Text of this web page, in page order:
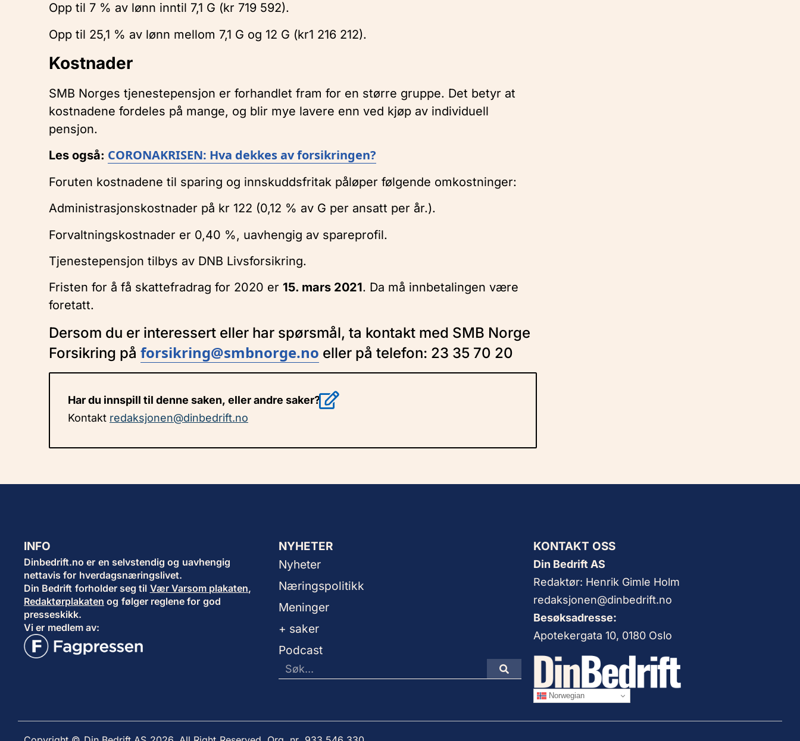
Opp til 7 % av lønn inntil 7,1 G (kr 719 592).
Opp til 25,1 % av lønn mellom 7,1 G og 12 G (kr1 216 212).
Kostnader
SMB Norges tjenestepensjon er forhandlet fram for en større gruppe. Det betyr at
kostnadene fordeles på mange, og blir mye lavere enn ved kjøp av individuell
pensjon.
Les også: CORONAKRISEN: Hva dekkes av forsikringen?
Foruten kostnadene til sparing og innskuddsfritak påløper følgende omkostninger:
Administrasjonskostnader på kr 122 (0,12 % av G per ansatt per år.).
Forvaltningskostnader er 0,40 %, uavhengig av spareprofil.
Tjenestepensjon tilbys av DNB Livsforsikring.
Fristen for å få skattefradrag for 2020 er 15. mars 2021. Da må innbetalingen være
foretatt.
Dersom du er interessert eller har spørsmål, ta kontakt med SMB Norge
Forsikring på forsikring@smbnorge.no eller på telefon: 23 35 70 20
Har du innspill til denne saken, eller andre saker?
Kontakt redaksjonen@dinbedrift.no
INFO
Dinbedrift.no er en selvstendig og uavhengig
nettavis for hverdagsnæringslivet.
Din Bedrift forholder seg til Vær Varsom plakaten,
Redaktørplakaten og følger reglene for god
presseskikk.
Vi er medlem av:
NYHETER
Nyheter
Næringspolitikk
Meninger
+ saker
Podcast
KONTAKT OSS
Din Bedrift AS
Redaktør: Henrik Gimle Holm
redaksjonen@dinbedrift.no
Besøksadresse:
Apotekergata 10, 0180 Oslo
Norwegian